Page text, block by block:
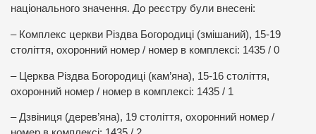
національного значення. До реєстру були внесені:
– Комплекс церкви Різдва Богородиці (змішаний), 15-19
століття, охоронний номер / номер в комплексі: 1435 / 0
– Церква Різдва Богородиці (кам’яна), 15-16 століття,
охоронний номер / номер в комплексі: 1435 / 1
– Дзвіниця (дерев’яна), 19 століття, охоронний номер /